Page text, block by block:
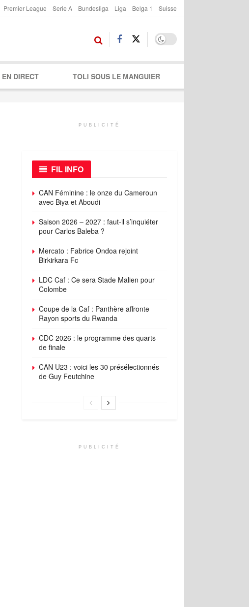
Premier League Serie A Bundesliga Liga Belga 1 Suisse
EN DIRECT TOLI SOUS LE MANGUIER
PUBLICITÉ
FIL INFO
CAN Féminine : le onze du Cameroun
avec Biya et Aboudi
Saison 2026 – 2027 : faut-il s’inquiéter
pour Carlos Baleba ?
Mercato : Fabrice Ondoa rejoint
Birkirkara Fc
LDC Caf : Ce sera Stade Malien pour
Colombe
Coupe de la Caf : Panthère affronte
Rayon sports du Rwanda
CDC 2026 : le programme des quarts
de finale
CAN U23 : voici les 30 présélectionnés
de Guy Feutchine
PUBLICITÉ